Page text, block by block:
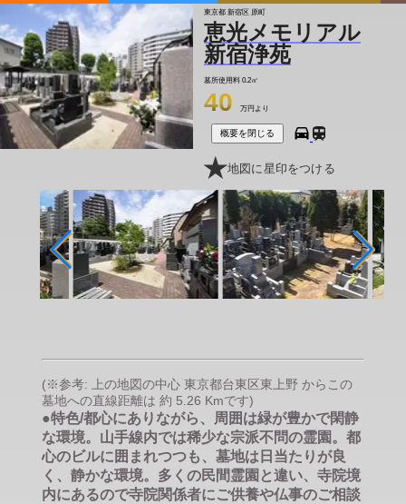
東京都 新宿区 原町
恵光メモリアル
新宿浄苑
墓所使用料 0.2㎡
40 万円より
概要を閉じる
地図に星印をつける
(※参考: 上の地図の中心 東京都台東区東上野 からこの
墓地への直線距離は 約 5.26 Kmです)
●特色/都心にありながら、周囲は緑が豊かで閑静
な環境。山手線内では稀少な宗派不問の霊園。都
心のビルに囲まれつつも、墓地は日当たりが良
く、静かな環境。多くの民間霊園と違い、寺院境
内にあるので寺院関係者にご供養や仏事のご相談